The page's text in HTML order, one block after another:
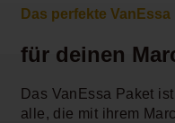
Das perfekte VanEssa
für deinen
Das VanEssa Paket
alle, die mit ihrem